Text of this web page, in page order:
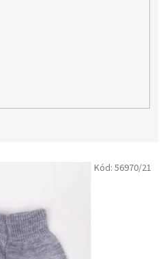
Kód: 56970/21